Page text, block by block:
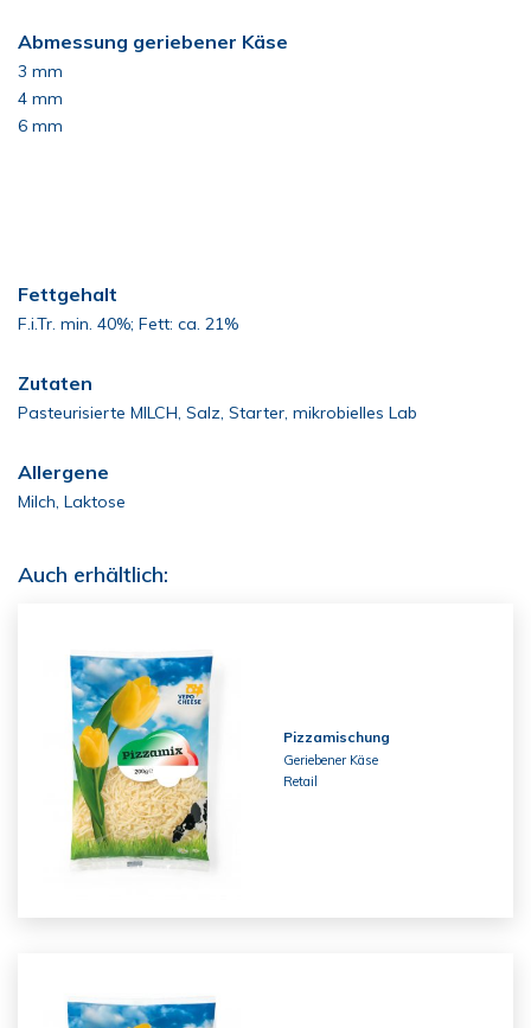
Abmessung geriebener Käse
3 mm
4 mm
6 mm
Fettgehalt
F.i.Tr. min. 40%; Fett: ca. 21%
Zutaten
Pasteurisierte MILCH, Salz, Starter, mikrobielles Lab
Allergene
Milch, Laktose
Auch erhältlich:
Pizzamischung
Geriebener Käse
Retail